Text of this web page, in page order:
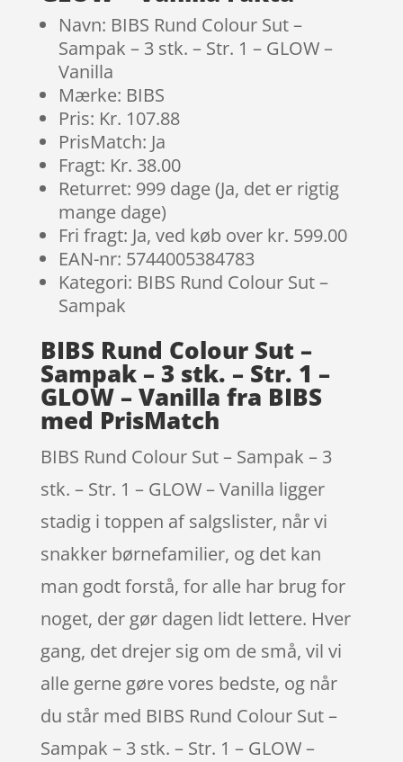
Navn: BIBS Rund Colour Sut –
Sampak – 3 stk. – Str. 1 – GLOW –
Vanilla
Mærke: BIBS
Pris: Kr. 107.88
PrisMatch: Ja
Fragt: Kr. 38.00
Returret: 999 dage (Ja, det er rigtig
mange dage)
Fri fragt: Ja, ved køb over kr. 599.00
EAN-nr: 5744005384783
Kategori: BIBS Rund Colour Sut –
Sampak
BIBS Rund Colour Sut –
Sampak – 3 stk. – Str. 1 –
GLOW – Vanilla fra BIBS
med PrisMatch
BIBS Rund Colour Sut – Sampak – 3
stk. – Str. 1 – GLOW – Vanilla ligger
stadig i toppen af salgslister, når vi
snakker børnefamilier, og det kan
man godt forstå, for alle har brug for
noget, der gør dagen lidt lettere. Hver
gang, det drejer sig om de små, vil vi
alle gerne gøre vores bedste, og når
du står med BIBS Rund Colour Sut –
Sampak – 3 stk. – Str. 1 – GLOW –